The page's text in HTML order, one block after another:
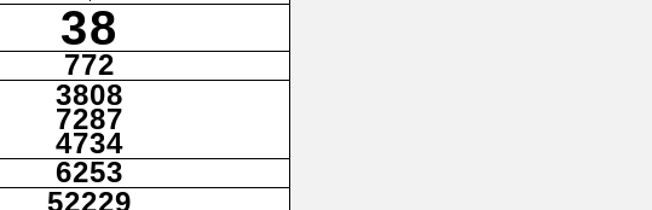
38
772
3808
7287
4734
6253
52229